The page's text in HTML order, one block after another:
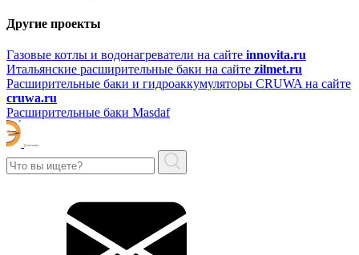
Другие проекты
Газовые котлы и водонагреватели на сайте innovita.ru
Итальянские расширительные баки на сайте zilmet.ru
Расширительные баки и гидроаккумуляторы CRUWA на сайте
cruwa.ru
Расширительные баки Masdaf